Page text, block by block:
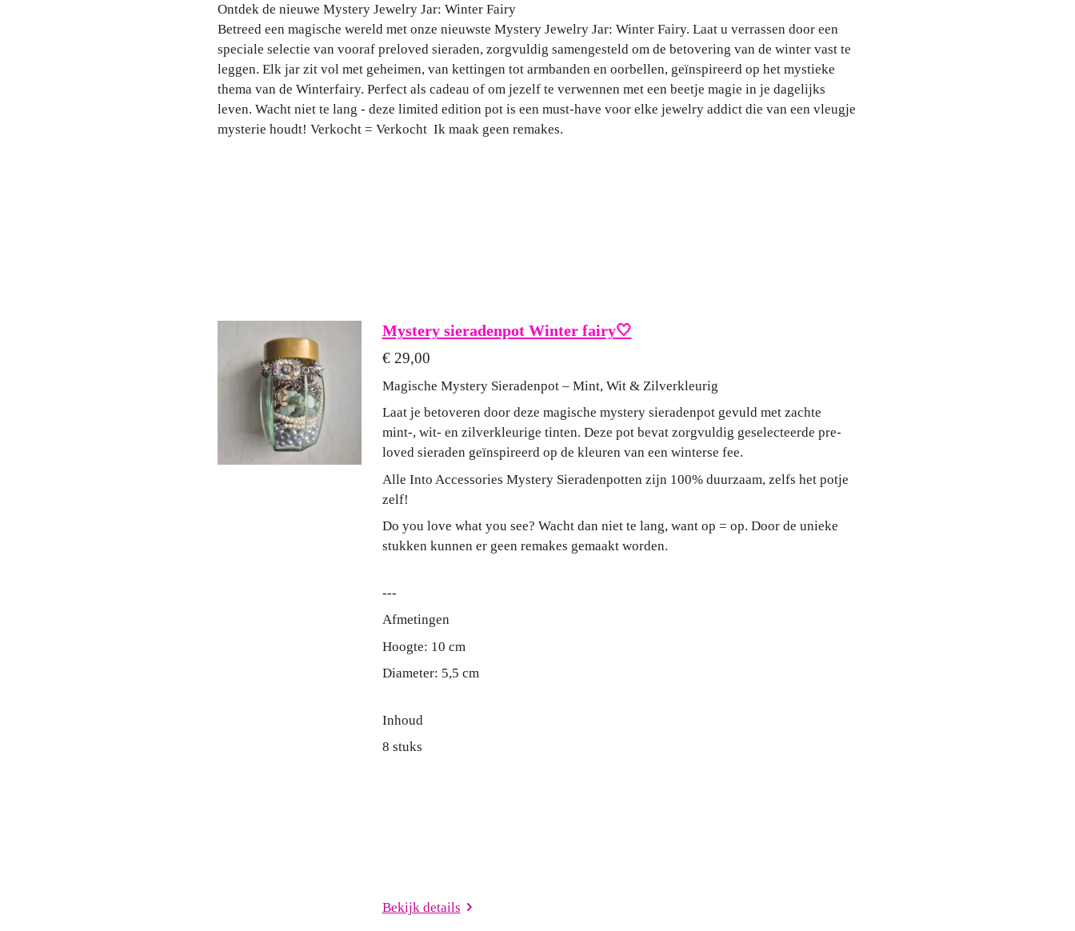
Ontdek de nieuwe Mystery Jewelry Jar: Winter Fairy
Betreed een magische wereld met onze nieuwste Mystery Jewelry Jar: Winter Fairy. Laat u verrassen door een
speciale selectie van vooraf preloved sieraden, zorgvuldig samengesteld om de betovering van de winter vast te
leggen. Elk jar zit vol met geheimen, van kettingen tot armbanden en oorbellen, geïnspireerd op het mystieke
thema van de Winterfairy. Perfect als cadeau of om jezelf te verwennen met een beetje magie in je dagelijks
leven. Wacht niet te lang - deze limited edition pot is een must-have voor elke jewelry addict die van een vleugje
mysterie houdt! Verkocht = Verkocht Ik maak geen remakes.
Mystery sieradenpot Winter fairy🤍
€ 29,00
Magische Mystery Sieradenpot – Mint, Wit & Zilverkleurig
Laat je betoveren door deze magische mystery sieradenpot gevuld met zachte
mint-, wit- en zilverkleurige tinten. Deze pot bevat zorgvuldig geselecteerde pre-
loved sieraden geïnspireerd op de kleuren van een winterse fee.
Alle Into Accessories Mystery Sieradenpotten zijn 100% duurzaam, zelfs het potje
zelf!
Do you love what you see? Wacht dan niet te lang, want op = op. Door de unieke
stukken kunnen er geen remakes gemaakt worden.
---
Afmetingen
Hoogte: 10 cm
Diameter: 5,5 cm
Inhoud
8 stuks
Bekijk details